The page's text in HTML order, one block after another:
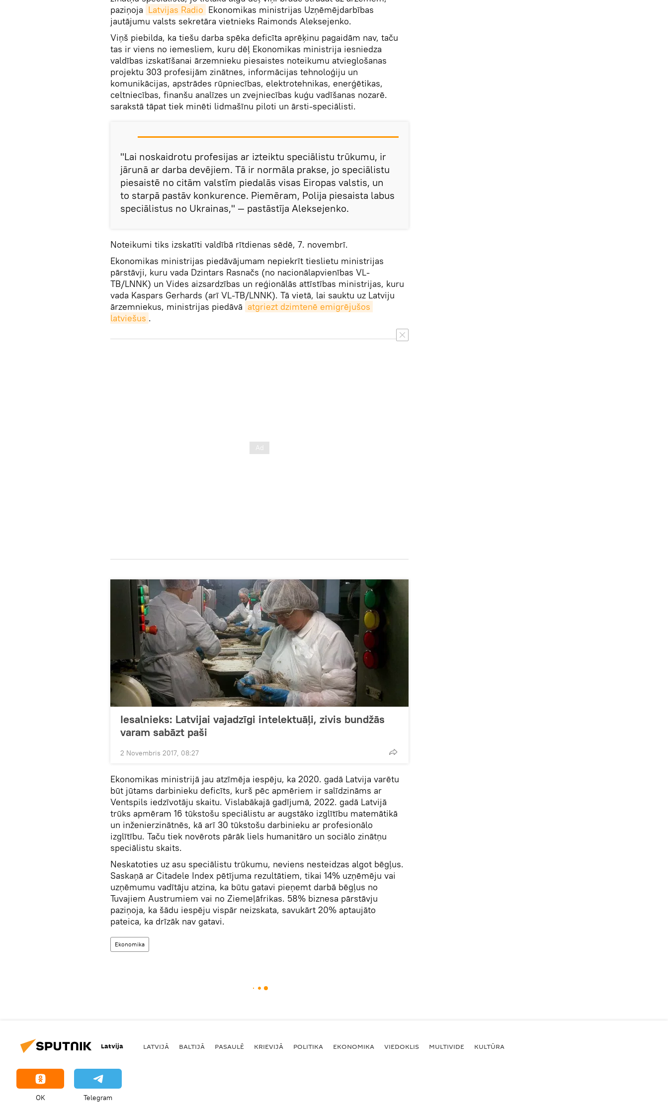
paziņoja Latvijas Radio Ekonomikas ministrijas Uzņēmējdarbības
jautājumu valsts sekretāra vietnieks Raimonds Aleksejenko.
Viņš piebilda, ka tiešu darba spēka deficīta aprēķinu pagaidām nav, taču
tas ir viens no iemesliem, kuru dēļ Ekonomikas ministrija iesniedza
valdības izskatīšanai ārzemnieku piesaistes noteikumu atvieglošanas
projektu 303 profesijām zinātnes, informācijas tehnoloģiju un
komunikācijas, apstrādes rūpniecības, elektrotehnikas, enerģētikas,
celtniecības, finanšu analīzes un zvejniecības kuģu vadīšanas nozarē.
sarakstā tāpat tiek minēti lidmašīnu piloti un ārsti-speciālisti.
"Lai noskaidrotu profesijas ar izteiktu speciālistu trūkumu, ir
jārunā ar darba devējiem. Tā ir normāla prakse, jo speciālistu
piesaistē no citām valstīm piedalās visas Eiropas valstis, un
to starpā pastāv konkurence. Piemēram, Polija piesaista labus
speciālistus no Ukrainas," — pastāstīja Aleksejenko.
Noteikumi tiks izskatīti valdībā rītdienas sēdē, 7. novembrī.
Ekonomikas ministrijas piedāvājumam nepiekrīt tieslietu ministrijas
pārstāvji, kuru vada Dzintars Rasnačs (no nacionālapvienības VL-
TB/LNNK) un Vides aizsardzības un reģionālās attīstības ministrijas, kuru
vada Kaspars Gerhards (arī VL-TB/LNNK). Tā vietā, lai sauktu uz Latviju
ārzemniekus, ministrijas piedāvā atgriezt dzimtenē emigrējušos
latviešus .
Iesalnieks: Latvijai vajadzīgi intelektuāļi, zivis bundžās
varam sabāzt paši
2 Novembris 2017, 08:27
Ekonomikas ministrijā jau atzīmēja iespēju, ka 2020. gadā Latvija varētu
būt jūtams darbinieku deficīts, kurš pēc apmēriem ir salīdzināms ar
Ventspils iedzīvotāju skaitu. Vislabākajā gadījumā, 2022. gadā Latvijā
trūks apmēram 16 tūkstošu speciālistu ar augstāko izglītību matemātikā
un inženierzinātnēs, kā arī 30 tūkstošu darbinieku ar profesionālo
izglītību. Taču tiek novērots pārāk liels humanitāro un sociālo zinātņu
speciālistu skaits.
Neskatoties uz asu speciālistu trūkumu, neviens nesteidzas algot bēgļus.
Saskaņā ar Citadele Index pētījuma rezultātiem, tikai 14% uzņēmēju vai
uzņēmumu vadītāju atzina, ka būtu gatavi pieņemt darbā bēgļus no
Tuvajiem Austrumiem vai no Ziemeļāfrikas. 58% biznesa pārstāvju
paziņoja, ka šādu iespēju vispār neizskata, savukārt 20% aptaujāto
pateica, ka drīzāk nav gatavi.
Ekonomika
Latvija LATVIJĀ BALTIJĀ PASAULĒ KRIEVIJĀ POLITIKA EKONOMIKA VIEDOKLIS MULTIVIDE KULTŪRA
OK Telegram